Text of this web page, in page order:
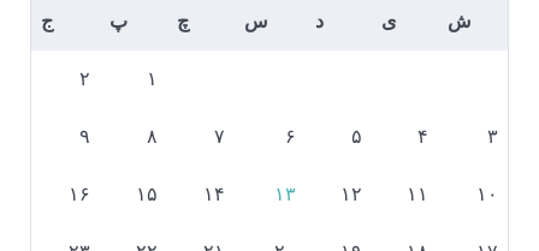
ش ی د س چ پ ج
۱ ۲
۳ ۴ ۵ ۶ ۷ ۸ ۹
۱۰ ۱۱ ۱۲ ۱۳ ۱۴ ۱۵ ۱۶